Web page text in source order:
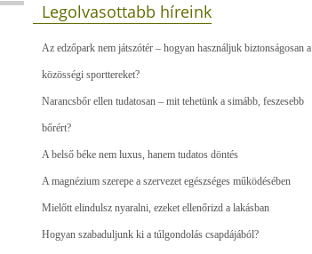
Legolvasottabb híreink
Az edzőpark nem játszótér – hogyan használjuk biztonságosan a
közösségi sporttereket?
Narancsbőr ellen tudatosan – mit tehetünk a simább, feszesebb
bőrért?
A belső béke nem luxus, hanem tudatos döntés
A magnézium szerepe a szervezet egészséges működésében
Mielőtt elindulsz nyaralni, ezeket ellenőrizd a lakásban
Hogyan szabaduljunk ki a túlgondolás csapdájából?